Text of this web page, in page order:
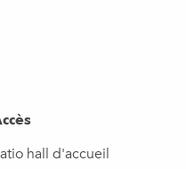
hall d'accueil